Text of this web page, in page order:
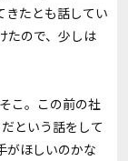
きたとも話してい
たので、少しは
こ。この前の社
という話をして
がほしいのかな